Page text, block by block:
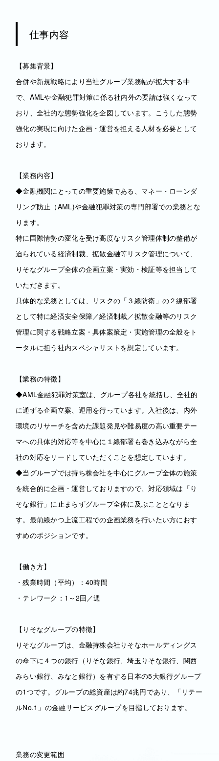
仕事内容
【募集背景】
合併や新規戦略により当社グループ業務幅が拡大する中
で、AMLや金融犯罪対策に係る社内外の要請は強くなって
おり、全社的な態勢強化を企図しています。こうした態勢
強化の実現に向けた企画・運営を担える人材を必要として
おります。
【業務内容】
◆金融機関にとっての重要施策である、マネー・ローンダ
リング防止（AML)や金融犯罪対策の専門部署での業務とな
ります。
特に国際情勢の変化を受け高度なリスク管理体制の整備が
迫られている経済制裁、拡散金融等リスク管理について、
りそなグループ全体の企画立案・実効・検証等を担当して
いただきます。
具体的な業務としては、リスクの「３線防衛」の２線部署
として特に経済安全保障／経済制裁／拡散金融等のリスク
管理に関する戦略立案・具体案策定・実施管理の全般をト
ータルに担う社内スペシャリストを想定しています。
【業務の特徴】
◆AML金融犯罪対策室は、グループ各社を統括し、全社的
に通ずる企画立案、運用を行っています。入社後は、内外
環境のリサーチを含めた課題発見や難易度の高い重要テー
マへの具体的対応等を中心に１線部署も巻き込みながら全
社の対応をリードしていただくことを想定しています。
◆当グループでは持ち株会社を中心にグループ全体の施策
を統合的に企画・運営しておりますので、対応領域は「り
そな銀行」に止まらずグループ全体に及ぶこととなりま
す。最前線かつ上流工程での企画業務を行いたい方におす
すめのポジションです。
【働き方】
・残業時間（平均）：40時間
・テレワーク：1～2回／週
【りそなグループの特徴】
りそなグループは、金融持株会社りそなホールディングス
の傘下に４つの銀行（りそな銀行、埼玉りそな銀行、関西
みらい銀行、みなと銀行）を有する日本の5大銀行グループ
の1つです。グループの総資産は約74兆円であり、「リテー
ルNo.1」の金融サービスグループを目指しております。
業務の変更範囲